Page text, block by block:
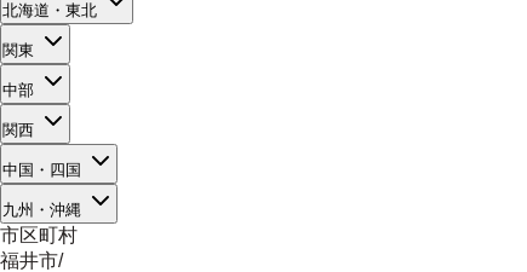
北海道・東北
関東
中部
関西
中国・四国
九州・沖縄
市区町村
福井市/